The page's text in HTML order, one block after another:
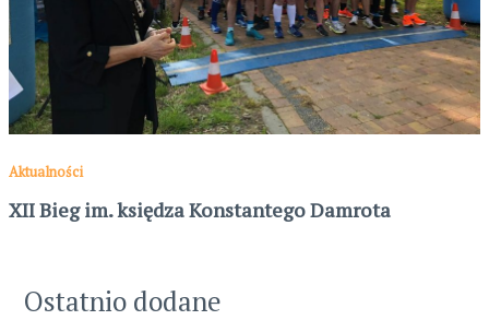
Aktualności
XII Bieg im. księdza Konstantego Damrota
Ostatnio dodane